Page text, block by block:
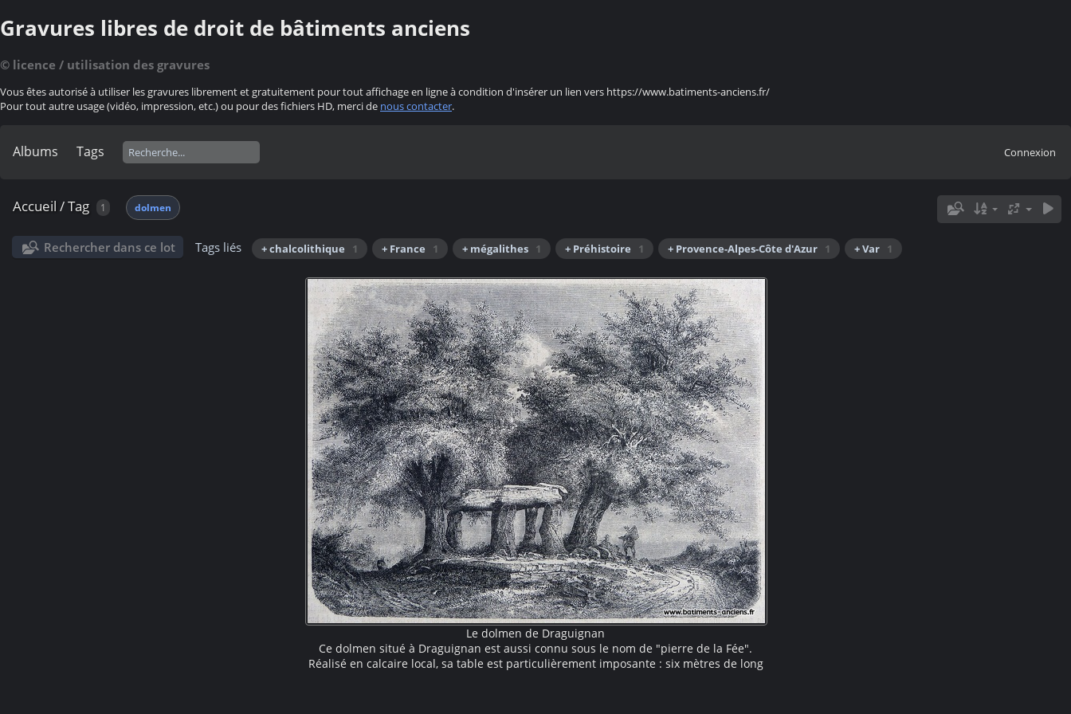
Gravures libres de droit de bâtiments anciens
© licence / utilisation des gravures
Vous êtes autorisé à utiliser les gravures librement et gratuitement pour tout affichage en ligne à condition d'insérer un lien vers https://www.batiments-anciens.fr/
Pour tout autre usage (vidéo, impression, etc.) ou pour des fichiers HD, merci de nous contacter.
Albums Tags Connexion
Accueil /Tag 1 dolmen
Rechercher dans ce lot Tags liés + chalcolithique 1 + France 1 + mégalithes 1 + Préhistoire 1 + Provence-Alpes-Côte d'Azur 1 + Var 1
Le dolmen de Draguignan
Ce dolmen situé à Draguignan est aussi connu sous le nom de "pierre de la Fée".
Réalisé en calcaire local, sa table est particulièrement imposante : six mètres de long